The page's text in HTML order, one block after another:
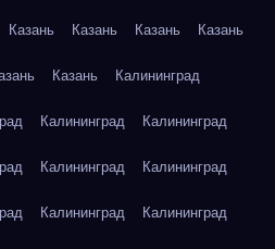
Казань Казань Казань Казань
Казань Калининград
Калининград Калининград
Калининград Калининград
Калининград Калининград